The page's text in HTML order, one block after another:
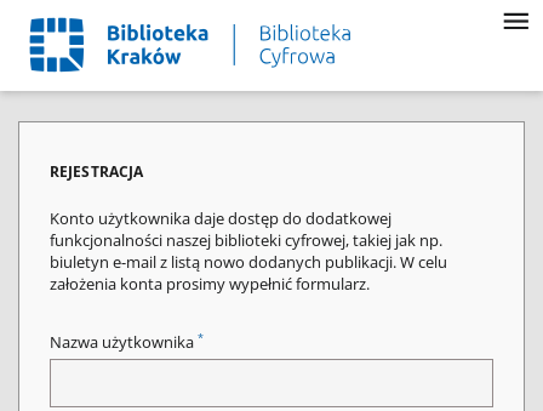
REJESTRACJA
Konto użytkownika daje dostęp do dodatkowej
funkcjonalności naszej biblioteki cyfrowej, takiej jak np.
biuletyn e-mail z listą nowo dodanych publikacji. W celu
założenia konta prosimy wypełnić formularz.
Nazwa użytkownika *